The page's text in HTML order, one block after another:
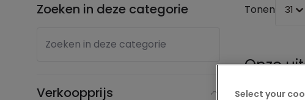
Zoeken in deze categorie
Zoeken in deze categorie
Verkoopprijs
Tonen 31
Onze
Select your